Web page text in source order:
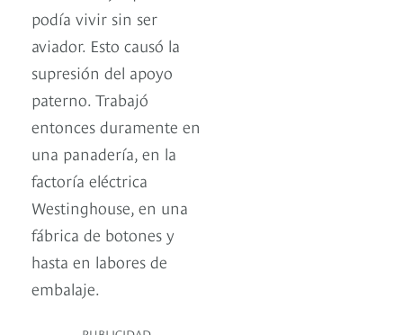
podía vivir sin ser
aviador. Esto causó la
supresión del apoyo
paterno. Trabajó
entonces duramente en
una panadería, en la
factoría eléctrica
Westinghouse, en una
fábrica de botones y
hasta en labores de
embalaje.